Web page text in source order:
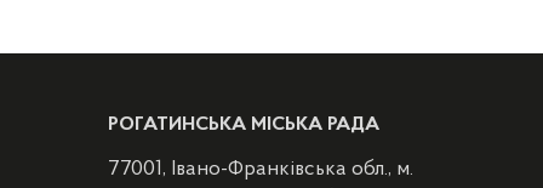
РОГАТИНСЬКА МІСЬКА РАДА
77001, Івано-Франківська обл., м.